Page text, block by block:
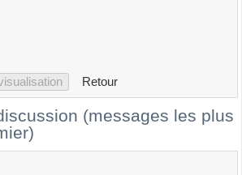
Retour
(messages les plus